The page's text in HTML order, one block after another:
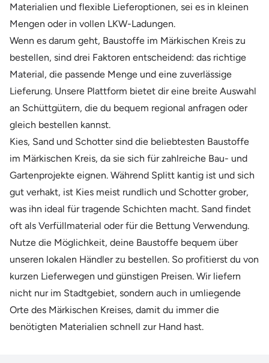
Materialien und flexible Lieferoptionen, sei es in kleinen
Mengen oder in vollen LKW-Ladungen.
Wenn es darum geht, Baustoffe im Märkischen Kreis zu
bestellen, sind drei Faktoren entscheidend: das richtige
Material, die passende Menge und eine zuverlässige
Lieferung. Unsere Plattform bietet dir eine breite Auswahl
an Schüttgütern, die du bequem regional anfragen oder
gleich bestellen kannst.
Kies, Sand und Schotter sind die beliebtesten Baustoffe
im Märkischen Kreis, da sie sich für zahlreiche Bau- und
Gartenprojekte eignen. Während Splitt kantig ist und sich
gut verhakt, ist Kies meist rundlich und Schotter grober,
was ihn ideal für tragende Schichten macht. Sand findet
oft als Verfüllmaterial oder für die Bettung Verwendung.
Nutze die Möglichkeit, deine Baustoffe bequem über
unseren lokalen Händler zu bestellen. So profitierst du von
kurzen Lieferwegen und günstigen Preisen. Wir liefern
nicht nur im Stadtgebiet, sondern auch in umliegende
Orte des Märkischen Kreises, damit du immer die
benötigten Materialien schnell zur Hand hast.